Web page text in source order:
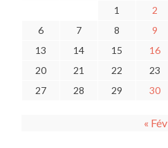
1
2
6
7 8 9
13
14 15 16
20
21 22 23
27
28 29 30
« Fév